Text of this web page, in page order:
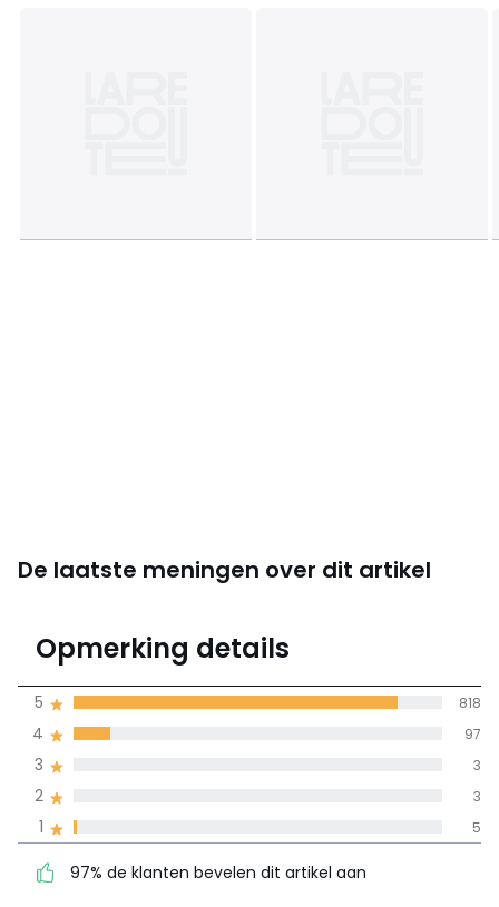
De laatste meningen over dit artikel
4.9
gemiddelde bereikt
door alle landen
100% gecertificeerde beoordelingen,
3 3
4 97
5
Opmerking details
1 5
2 3
3 3
4 97
5 818
97% de klanten bevelen dit artikel aan